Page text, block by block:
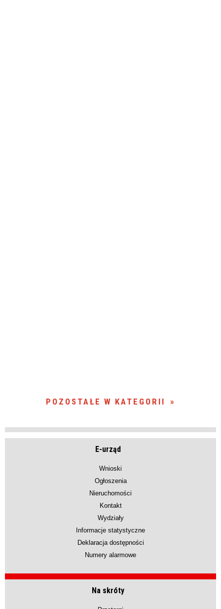
POZOSTAŁE W KATEGORII
E-urząd
Wnioski
Ogłoszenia
Nieruchomości
Kontakt
Wydziały
Informacje statystyczne
Deklaracja dostępności
Numery alarmowe
Na skróty